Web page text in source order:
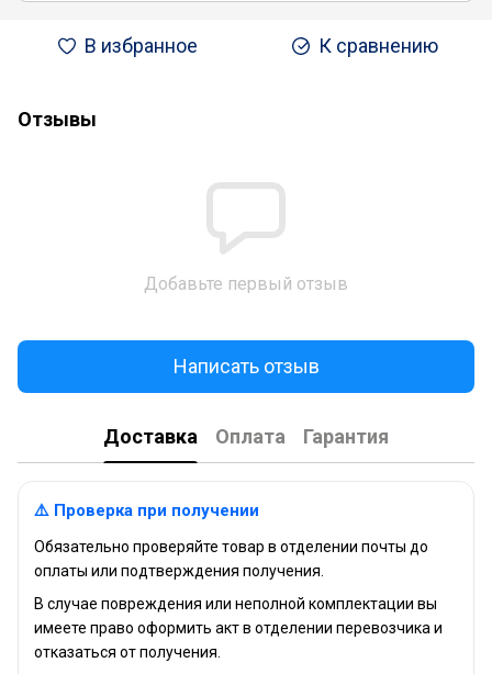
В избранное К сравнению
Отзывы
Добавьте первый отзыв
Написать отзыв
Доставка Оплата Гарантия
⚠️ Проверка при получении
Обязательно проверяйте товар в отделении почты до
оплаты или подтверждения получения.
В случае повреждения или неполной комплектации вы
имеете право оформить акт в отделении перевозчика и
отказаться от получения.